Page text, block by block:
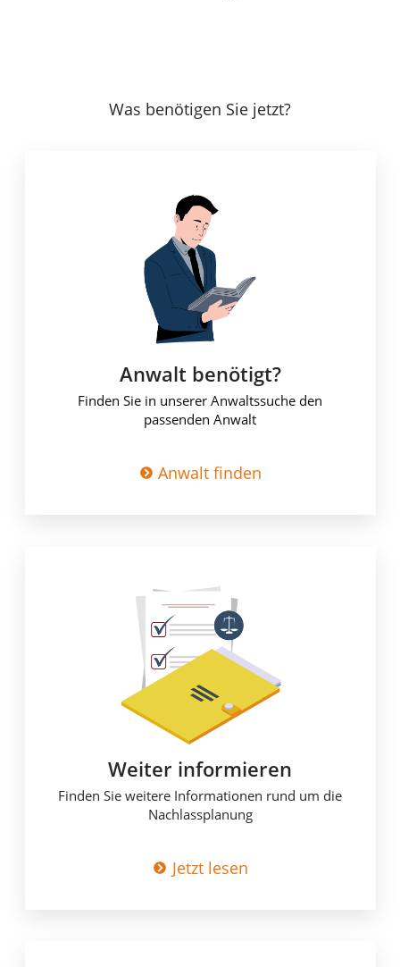
Was benötigen Sie jetzt?
Anwalt benötigt?
Finden Sie in unserer Anwaltssuche den
passenden Anwalt
Anwalt finden
Weiter informieren​
Finden Sie weitere Informationen rund um die
Nachlassplanung
Jetzt lesen